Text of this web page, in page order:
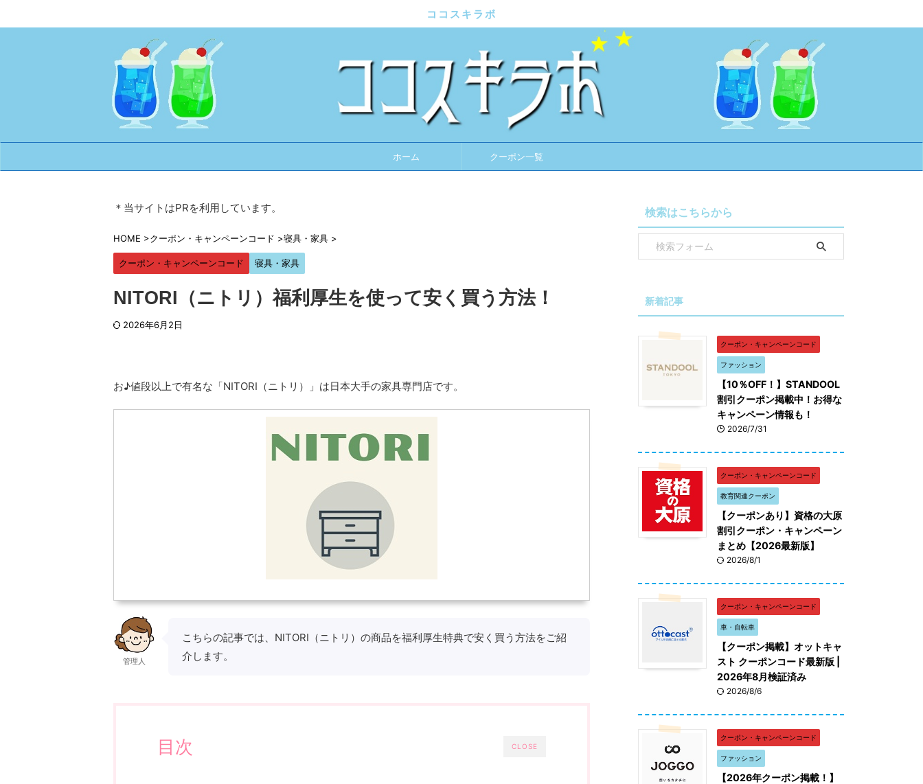
ココスキラボ
ホーム クーポン一覧
＊当サイトはPRを利用しています。
HOME >クーポン・キャンペーンコード >寝具・家具 >
クーポン・キャンペーンコード 寝具・家具
NITORI（ニトリ）福利厚生を使って安く買う方法！
2026年6月2日
お♪値段以上で有名な「NITORI（ニトリ）」は日本大手の家具専門店です。
管理人
こちらの記事では、NITORI（ニトリ）の商品を福利厚生特典で安く買う方法をご紹
介します。
CLOSE
目次
検索はこちらから
新着記事
クーポン・キャンペーンコード
ファッション
【10％OFF！】STANDOOL
割引クーポン掲載中！お得な
キャンペーン情報も！
2026/7/31
クーポン・キャンペーンコード
教育関連クーポン
【クーポンあり】資格の大原
割引クーポン・キャンペーン
まとめ【2026最新版】
2026/8/1
クーポン・キャンペーンコード
車・自転車
【クーポン掲載】オットキャ
スト クーポンコード最新版 |
2026年8月検証済み
2026/8/6
クーポン・キャンペーンコード
ファッション
【2026年クーポン掲載！】